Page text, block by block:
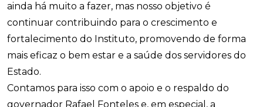
ainda há muito a fazer, mas nosso objetivo é
continuar contribuindo para o crescimento e
fortalecimento do Instituto, promovendo de forma
mais eficaz o bem estar e a saúde dos servidores do
Estado.
Contamos para isso com o apoio e o respaldo do
governador Rafael Fonteles e, em especial, a